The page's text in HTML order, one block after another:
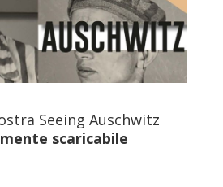
Seeing Auschwitz
scaricabile